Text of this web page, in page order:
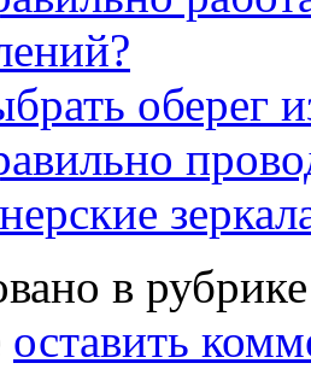
оберег
в
оставить